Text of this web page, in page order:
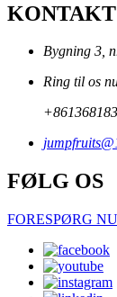
KONTAKT
Bygning 3,
Ring til os
FØLG OS
FORESPØRG NU